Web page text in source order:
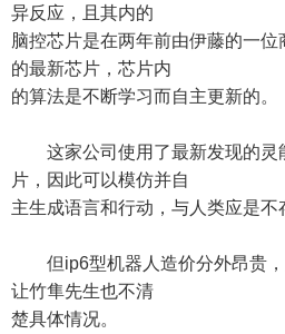
异反应，且其内的
脑控芯片是在两年前由伊藤的一
的最新芯片，芯片内
的算法是不断学习而自主更新的。
这家公司使用了最新发现的灵
片，因此可以模仿并自
主生成语言和行动，与人类应是不
但ip6型机器人造价分外昂贵，
让竹隼先生也不清
楚具体情况。